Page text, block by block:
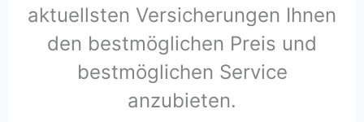
aktuellsten Versicherungen Ihnen
den bestmöglichen Preis und
bestmöglichen Service
anzubieten.